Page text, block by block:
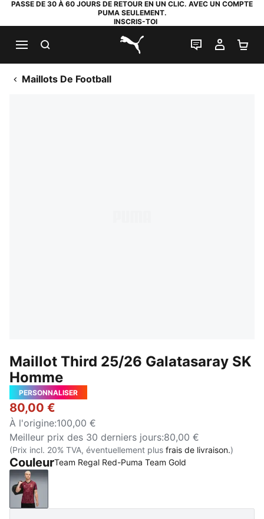
PASSE DE 30 À 60 JOURS DE RETOUR EN UN CLIC. AVEC UN COMPTE
PUMA SEULEMENT.
INSCRIS-TOI
PUMA.com
LIVE CHAT
MON
Maillots De Football
Maillot Third 25/26 Galatasaray SK
Homme
PERSONNALISER
80,00 €
À l'origine:100,00 €
Meilleur prix des 30 derniers jours:80,00 €
(Prix incl. 20% TVA, éventuellement plus frais de livraison.)
CouleurTeam Regal Red-Puma Team Gold
Team Regal Red-Puma Team Gold